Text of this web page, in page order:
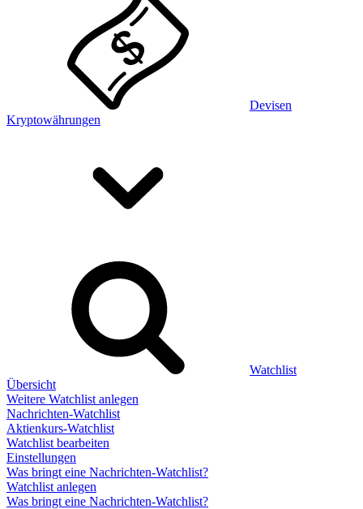
Devisen
Kryptowährungen
Watchlist
Übersicht
Weitere Watchlist anlegen
Nachrichten-Watchlist
Aktienkurs-Watchlist
Watchlist bearbeiten
Einstellungen
Was bringt eine Nachrichten-Watchlist?
Watchlist anlegen
Was bringt eine Nachrichten-Watchlist?